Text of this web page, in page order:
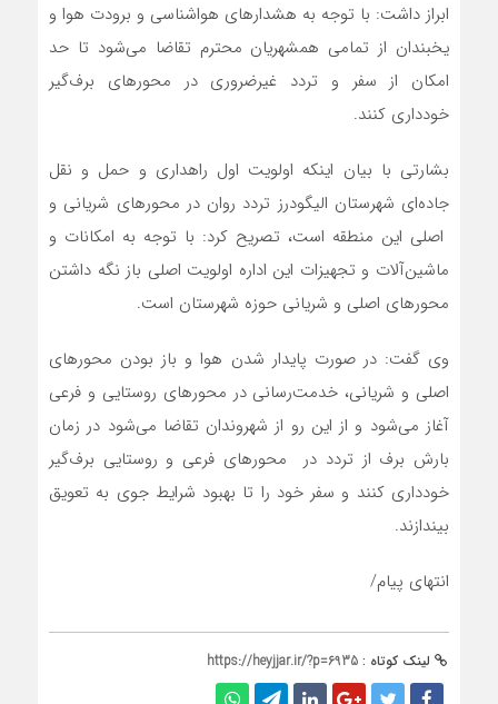
ابراز داشت: با توجه به هشدار‌های هواشناسی و برودت هوا و
یخبندان از تمامی همشهریان محترم تقاضا می‌شود تا حد
امکان از سفر و تردد غیرضروری در محور‌های برف‌گیر
خودداری کنند.
بشارتی با بیان اینکه اولویت اول راهداری و حمل و نقل
جاده‌ای شهرستان الیگودرز تردد روان در محور‌های شریانی و
اصلی این منطقه است، تصریح کرد: با توجه به امکانات و
ماشین‌آلات و تجهیزات این اداره اولویت اصلی باز نگه داشتن
محور‌های اصلی و شریانی حوزه شهرستان است.
وی گفت: در صورت پایدار شدن هوا و باز بودن محور‌های
اصلی و شریانی، خدمت‌رسانی در محور‌های روستایی و فرعی
آغاز می‌شود و از این رو از شهروندان تقاضا می‌شود در زمان
بارش برف از تردد در محور‌های فرعی و روستایی برف‌گیر
خودداری کنند و سفر خود را تا بهبود شرایط جوی به تعویق
بیندازند.
انتهای پیام/
لینک کوتاه : https://heyjjar.ir/?p=6935